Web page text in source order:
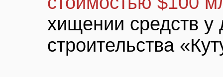
хищении средств у
строительства